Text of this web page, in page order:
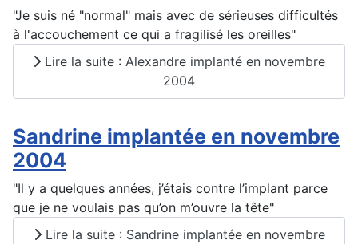
"Je suis né "normal" mais avec de sérieuses difficultés
à l'accouchement ce qui a fragilisé les oreilles"
Lire la suite : Alexandre implanté en novembre
2004
Sandrine implantée en novembre
2004
"Il y a quelques années, j’étais contre l’implant parce
que je ne voulais pas qu’on m’ouvre la tête"
Lire la suite : Sandrine implantée en novembre